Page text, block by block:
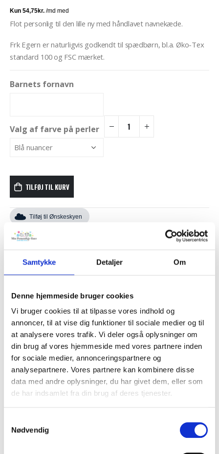
Samtykke Detaljer Om
Denne hjemmeside bruger cookies
Vi bruger cookies til at tilpasse vores indhold og
annoncer, til at vise dig funktioner til sociale medier og til
at analysere vores trafik. Vi deler også oplysninger om
din brug af vores hjemmeside med vores partnere inden
for sociale medier, annonceringspartnere og
analysepartnere. Vores partnere kan kombinere disse
data med andre oplysninger, du har givet dem, eller som
de har indsamlet fra din brug af deres tjenester.
Nødvendig
Flot personlig til den lille ny med håndlavet navnekæde.
Frk Egern er naturligvis godkendt til spædbørn, bl.a. Øko-Tex
standard 100 og FSC mærket.
Barnets fornavn
Valg af farve på perler
TILFØJ TIL KURV
Tilføj til Ønskeskyen
BESKRIVELSE
kvalitet.
Ophænget laves med barnets navn i træperler på en snor.
Navnet laves manuelt, så kvaliteten er i top.
En personlig gave til dåb eller som barselsgave til
barnevognen.
Om den denne personlige gave:
Øko-Tex standard 100 certificeret bambus, gruppe 1.
Snoren til perlerne er en 2 mm polyestersnor, der ikke kan
Den fulde længde er cirka 20 cm. Selve Frk. Egern er cirka 11